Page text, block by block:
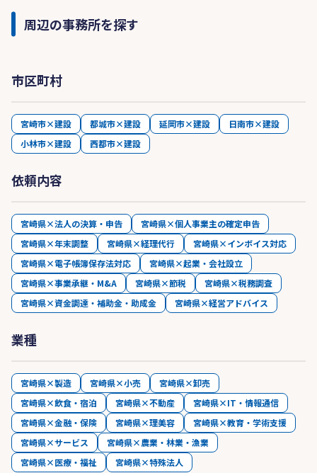
周辺の事務所を探す
市区町村
宮崎市×建設 都城市×建設 延岡市×建設
日南市×建設
小林市×建設
西都市×建設
依頼内容
宮崎県×法人の決算・申告
宮崎県×個人事業主の確定申告
宮崎県×年末調整
宮崎県×経理代行
宮崎県×インボイス対応
宮崎県×電子帳簿保存法対応
宮崎県×起業・会社設立
宮崎県×事業承継・M&A
宮崎県×節税
宮崎県×税務調査
宮崎県×資金調達・補助金・助成金
宮崎県×経営アドバイス
業種
宮崎県×製造 宮崎県×小売
宮崎県×卸売
宮崎県×飲食・宿泊
宮崎県×不動産
宮崎県×IT・情報通信
宮崎県×金融・保険
宮崎県×理美容
宮崎県×教育・学術支援
宮崎県×サービス
宮崎県×農業・林業・漁業
宮崎県×医療・福祉
宮崎県×特殊法人